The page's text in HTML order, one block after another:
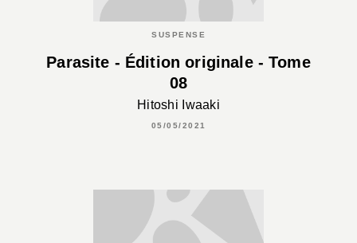
SUSPENSE
Parasite - Édition originale - Tome
08
Hitoshi Iwaaki
05/05/2021